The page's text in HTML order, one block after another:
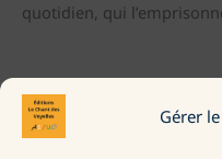
Gérer
quotidien, qui
←